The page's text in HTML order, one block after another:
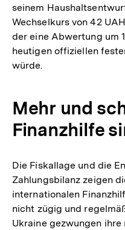
seinem
Wechselkurs von 42
der eine Abwertung um
heutigen offiziellen
würde.
Mehr und
Finanzhilfe
Die Fiskallage und die
Zahlungsbilanz zeigen
internationalen
nicht zügig und
Ukraine gezwungen